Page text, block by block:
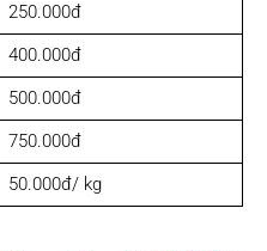
250.000đ
400.000đ
500.000đ
750.000đ
50.000đ/ kg